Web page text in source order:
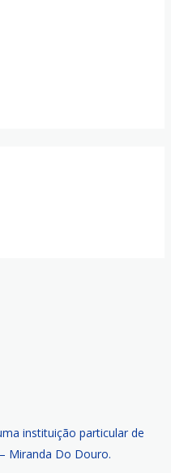
instituição particular de
Miranda Do Douro.